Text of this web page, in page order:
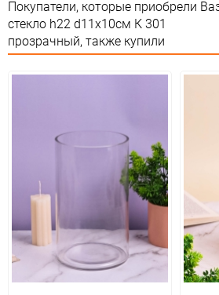
Минимальное количество
Покупатели, которые приобрели
стекло h22 d11х10см К 301
прозрачный, также купили